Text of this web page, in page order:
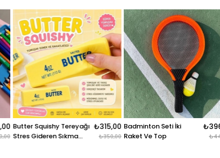
Butter Squishy Tereyağı
Stres Gideren Sıkma
₺315,00
₺350,00
Badminton Seti İki
Raket Ve Top
₺396,00
₺440,00